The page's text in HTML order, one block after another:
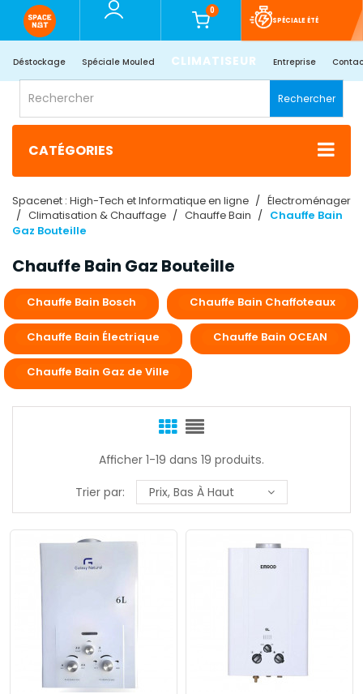
0
SPÉCIALE ÉTÉ
Déstockage Spéciale Mouled CLIMATISEUR Entreprise
Rechercher
CATÉGORIES
Spacenet : High-Tech et Informatique en ligne
Électroménager
Climatisation & Chauffage
Chauffe Bain
Chauffe Bain
Gaz Bouteille
Chauffe Bain Gaz Bouteille
Chauffe Bain Bosch​ Chauffe Bain Chaffoteaux
Chauffe Bain Électrique​ Chauffe Bain OCEAN
Chauffe Bain Gaz de Ville
Afficher 1-19 dans 19 produits.
Trier par:
Prix, Bas À Haut